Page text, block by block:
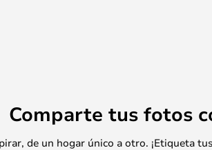
Comparte tus fotos
de un hogar único a otro. ¡Etiqueta